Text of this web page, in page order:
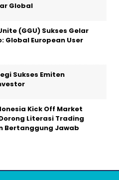
Global
(GGU) Sukses Gelar
Global European User
Sukses Emiten
Kick Off Market
Literasi Trading
Bertanggung Jawab